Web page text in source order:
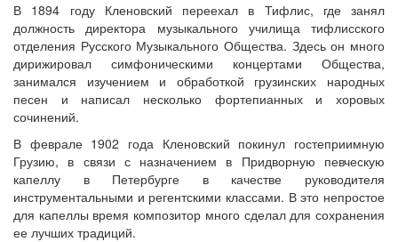
В 1894 году Кленовский переехал в Тифлис, где занял
должность директора музыкального училища тифлисского
отделения Русского Музыкального Общества. Здесь он много
дирижировал симфоническими концертами Общества,
занимался изучением и обработкой грузинских народных
песен и написал несколько фортепианных и хоровых
сочинений.
В феврале 1902 года Кленовский покинул гостеприимную
Грузию, в связи с назначением в Придворную певческую
капеллу в Петербурге в качестве руководителя
инструментальными и регентскими классами. В это непростое
для капеллы время композитор много сделал для сохранения
ее лучших традиций.